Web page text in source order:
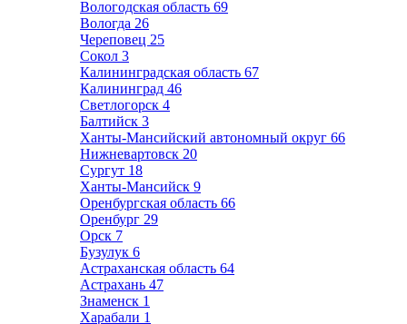
Вологодская область 69
Вологда 26
Череповец 25
Сокол 3
Калининградская область 67
Калининград 46
Светлогорск 4
Балтийск 3
Ханты-Мансийский автономный округ 66
Нижневартовск 20
Сургут 18
Ханты-Мансийск 9
Оренбургская область 66
Оренбург 29
Орск 7
Бузулук 6
Астраханская область 64
Астрахань 47
Знаменск 1
Харабали 1